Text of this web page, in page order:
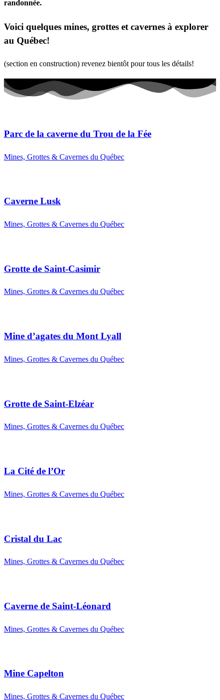
randonnée.
Voici quelques mines, grottes et cavernes à explorer
au Québec!
(section en construction) revenez bientôt pour tous les détails!
Parc de la caverne du Trou de la Fée
Mines, Grottes & Cavernes du Québec
Caverne Lusk
Mines, Grottes & Cavernes du Québec
Grotte de Saint-Casimir
Mines, Grottes & Cavernes du Québec
Mine d’agates du Mont Lyall
Mines, Grottes & Cavernes du Québec
Grotte de Saint-Elzéar
Mines, Grottes & Cavernes du Québec
La Cité de l’Or
Mines, Grottes & Cavernes du Québec
Cristal du Lac
Mines, Grottes & Cavernes du Québec
Caverne de Saint-Léonard
Mines, Grottes & Cavernes du Québec
Mine Capelton
Mines, Grottes & Cavernes du Québec